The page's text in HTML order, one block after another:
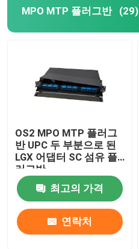
MPO MTP 플러그반 (29)
OS2 MPO MTP 플러그
반 UPC 두 부분으로 된
LGX 어댑터 SC 섬유 플
러그반
최고의 가격
연락처